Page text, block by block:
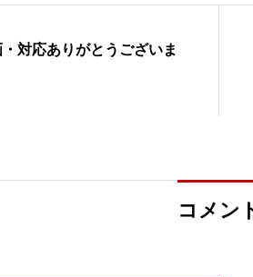
対応ありがとうございま
コメン